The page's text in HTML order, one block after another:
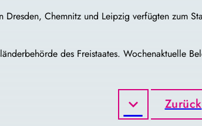
Dresden, Chemnitz und Leipzig verfügten zum
des Freistaates. Wochenaktuelle
Zurück